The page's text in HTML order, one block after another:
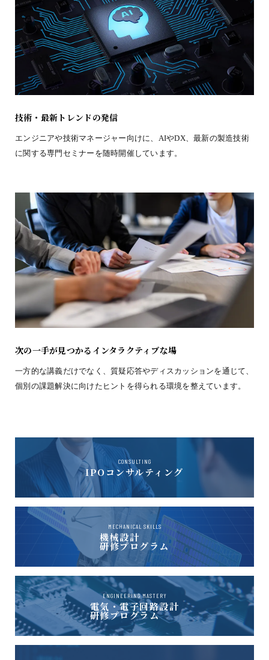
技術・最新トレンドの発信
エンジニアや技術マネージャー向けに、AIやDX、最新の製造技術
に関する専門セミナーを随時開催しています。
次の一手が見つかるインタラクティブな場
一方的な講義だけでなく、質疑応答やディスカッションを通じて、
個別の課題解決に向けたヒントを得られる環境を整えています。
CONSULTING
IPOコンサルティング
MECHANICAL SKILLS
機械設計
研修プログラム
ENGINEERING MASTERY
電気・電子回路設計
研修プログラム